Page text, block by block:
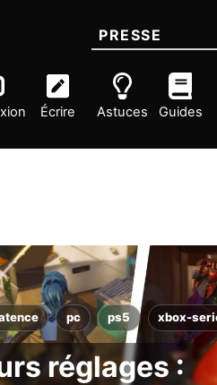
Écrire
PRESSE
Astuces Guides
pc ps5 xbox-
réglages :